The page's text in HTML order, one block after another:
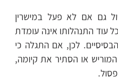
גם אם לא פעל במישרין
עוד התנהלותו אינה עומדת
לכן, אם התגלה כי
או הסתיר את קיומה,
פסול.